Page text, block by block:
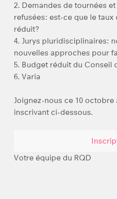
2. Demandes de tournées
refusées: est-ce que le taux
réduit?
4. Jurys pluridisciplinaires:
nouvelles approches pour
5. Budget réduit du Conseil
6. Varia
Joignez-nous ce 10 octobre
inscrivant ci-dessous.
Votre équipe du RQD